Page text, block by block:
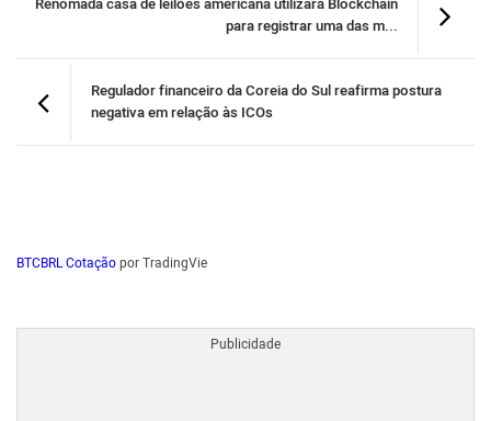
Renomada casa de leilões americana utilizará Blockchain
para registrar uma das m...
Regulador financeiro da Coreia do Sul reafirma postura
negativa em relação às ICOs
BTCBRL Cotaçãopor TradingVie